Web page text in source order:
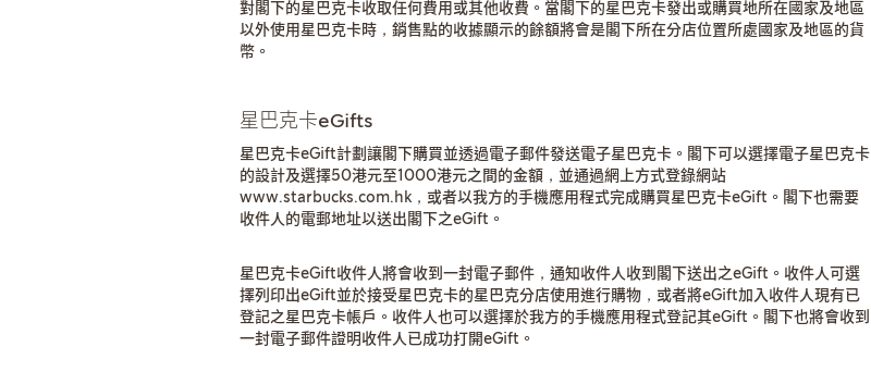
對閣下的星巴克卡收取任何費用或其他收費。當閣下的星巴克卡發出或購買地所在國家及地區
以外使用星巴克卡時，銷售點的收據顯示的餘額將會是閣下所在分店位置所處國家及地區的貨
幣。
星巴克卡eGifts
星巴克卡eGift計劃讓閣下購買並透過電子郵件發送電子星巴克卡。閣下可以選擇電子星巴克卡
的設計及選擇50港元至1000港元之間的金額，並通過網上方式登錄網站
www.starbucks.com.hk，或者以我方的手機應用程式完成購買星巴克卡eGift。閣下也需要
收件人的電郵地址以送出閣下之eGift。
星巴克卡eGift收件人將會收到一封電子郵件，通知收件人收到閣下送出之eGift。收件人可選
擇列印出eGift並於接受星巴克卡的星巴克分店使用進行購物，或者將eGift加入收件人現有已
登記之星巴克卡帳戶。收件人也可以選擇於我方的手機應用程式登記其eGift。閣下也將會收到
一封電子郵件證明收件人已成功打開eGift。